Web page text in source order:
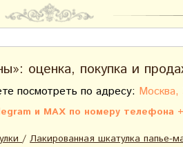
оценка, покупка и
посмотреть по адресу:
и MAX по номеру телефона
/ Лакированная шкатулка папье-